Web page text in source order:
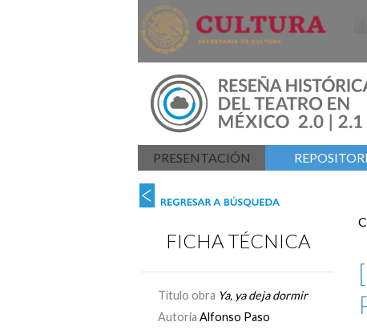
PRESENTACIÓN
FICHA TÉCNICA
Título obra Ya, ya deja dormir
Autoría Alfonso Paso
[